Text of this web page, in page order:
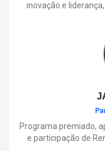
inovação e
Programa premiado,
e participação de